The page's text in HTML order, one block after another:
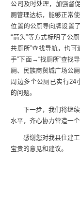
公司及时处理，加强督
厕管理达标，能够正常
位置的公厕导向牌设置
“箭头”等方式标明了公
共厕所”查找导航，也可
手”下面→“找厕所”查找导
厕、民族商贸城广场公
周边多个公厕已实行24
的问题。
下一步，我们将继
水平，齐心协力营造一
感谢您对我县住建
宝贵的意见和建议。